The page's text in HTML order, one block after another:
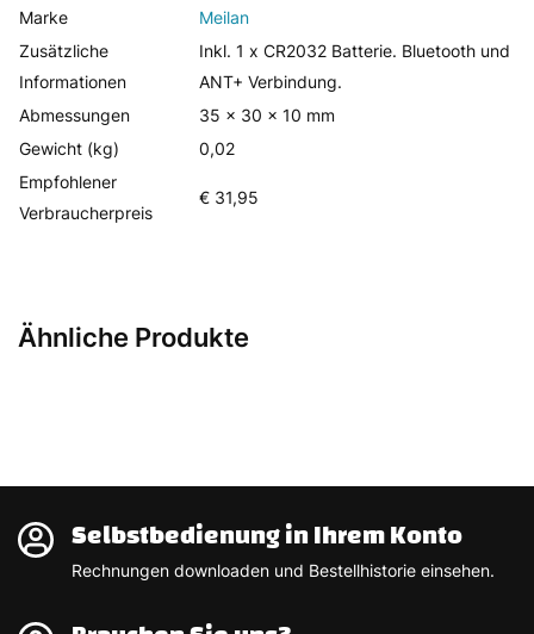
Marke
Meilan
Zusätzliche
Informationen
Inkl. 1 x CR2032 Batterie. Bluetooth und
ANT+ Verbindung.
Abmessungen
35 x 30 x 10 mm
Gewicht (kg)
0,02
Empfohlener
Verbraucherpreis
€ 31,95
Ähnliche Produkte
Selbstbedienung in Ihrem Konto
Rechnungen downloaden und Bestellhistorie einsehen.